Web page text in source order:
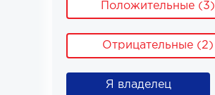
Положительные (3)
Отрицательные (2)
Я владелец